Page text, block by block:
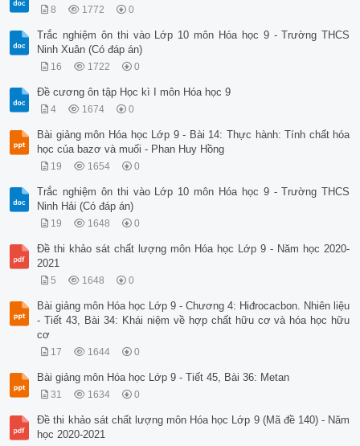
8 1772 0
Trắc nghiệm ôn thi vào Lớp 10 môn Hóa học 9 - Trường THCS
Ninh Xuân (Có đáp án)
16 1722 0
Đề cương ôn tập Học kì I môn Hóa học 9
4 1674 0
Bài giảng môn Hóa học Lớp 9 - Bài 14: Thực hành: Tính chất hóa
học của bazơ và muối - Phan Huy Hồng
19 1654 0
Trắc nghiệm ôn thi vào Lớp 10 môn Hóa học 9 - Trường THCS
Ninh Hải (Có đáp án)
19 1648 0
Đề thi khảo sát chất lượng môn Hóa học Lớp 9 - Năm học 2020-
2021
5 1648 0
Bài giảng môn Hóa học Lớp 9 - Chương 4: Hiđrocacbon. Nhiên liệu
- Tiết 43, Bài 34: Khái niệm về hợp chất hữu cơ và hóa học hữu
cơ
17 1644 0
Bài giảng môn Hóa học Lớp 9 - Tiết 45, Bài 36: Metan
31 1634 0
Đề thi khảo sát chất lượng môn Hóa học Lớp 9 (Mã đề 140) - Năm
học 2020-2021